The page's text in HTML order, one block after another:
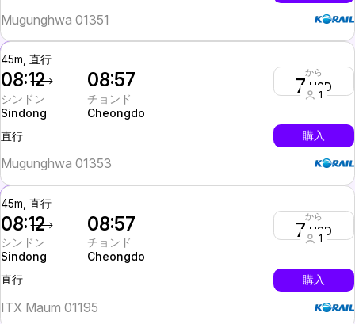
Mugunghwa 01351
45m, 直行
08:12
シンドン
Sindong
08:57
チョンド
Cheongdo
から
7 USD
1
直行 購入
Mugunghwa 01353
45m, 直行
08:12
シンドン
Sindong
08:57
チョンド
Cheongdo
から
7 USD
1
直行 購入
ITX Maum 01195